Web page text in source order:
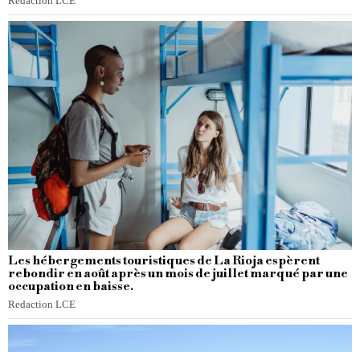
Les hébergements touristiques de La Rioja espèrent
rebondir en août après un mois de juillet marqué par une
occupation en baisse.
Redaction LCE